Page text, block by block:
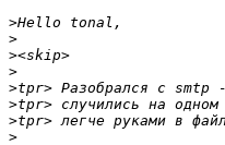
>
>
>
>
>
>
>
>